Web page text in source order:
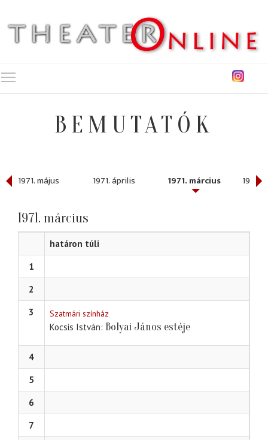
BEMUTATÓK
1971. május 1971. április 1971. március 1971.
1971. március
határon túli
1
2
3
Szatmári színház
Kocsis István Bolyai János estéje
4
5
6
7